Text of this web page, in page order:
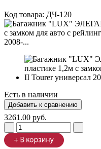
Код товара: ДЧ-120
Есть в наличии
3261.00 руб.